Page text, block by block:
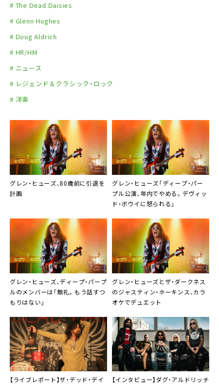
20 – Hellfest Open Air, Clisson フランス
21 – Graspop Metal Meeting, Dessel ベルギー
23 – Stadtpark, Hamburg ドイツ （with Foreign
er）
24 – Arena, Oberhausen ドイツ （with Judas Prie
st）
30 – Melkweg, Amsterdam オランダ
（with Judas Priest）
19 – Midalidare Estates, Sofia ブルガリア（with J
udas Priest）
# The Dead Daisies
# Glenn Hughes
# Doug Aldrich
# HR/HM
# ニュース
# レジェンド＆クラシック・ロック
# 洋楽
グレン・ヒューズ、80歳前に引退を
計画
グレン・ヒューズ「ディープ・パー
プル公演、年内でやめる。デヴィッ
ド・ボウイに怒られる」
グレン・ヒューズ、ディープ・パープ
ルのメンバーは「無礼。もう話すつ
もりはない」
グレン・ヒューズとザ・ダークネス
のジャスティン・ホーキンス、カラ
オケでデュエット
【ライブレポート】ザ・デッド・デイ 【インタビュー】ダグ・アルドリッチ